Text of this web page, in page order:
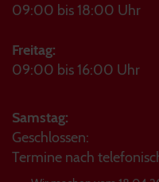
09:00 bis 18:00 Uhr
Freitag:
09:00 bis 16:00 Uhr
Samstag:
Geschlossen:
Termine nach